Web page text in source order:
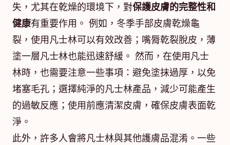
失，尤其在乾燥的環境下，對保護皮膚的完整性和
健康有重要作用。 例如，冬季手部皮膚乾燥龜
裂，使用凡士林可以有效改善；嘴脣乾裂脫皮，薄
塗一層凡士林也能迅速舒緩。 然而，在使用凡士
林時，也需要注意一些事項：避免塗抹過厚，以免
堵塞毛孔；選擇純淨的凡士林產品，減少可能產生
的過敏反應；使用前應清潔皮膚，確保皮膚表面乾
淨。
此外，許多人會將凡士林與其他護膚品混淆。一些